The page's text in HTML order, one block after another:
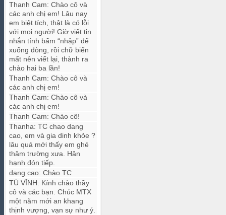
Thanh Cam: Chào cô và
các anh chị em! Lâu nay
em biệt tích, thật là có lỗi
với mọi người! Giờ viết tin
nhắn tính bấm “nhập” để
xuống dòng, rồi chữ biến
mất nên viết lại, thành ra
chào hai ba lần!
Thanh Cam: Chào cô và
các anh chị em!
Thanh Cam: Chào cô và
các anh chị em!
Thanh Cam: Chào cô!
Thanha: TC chao dang
cao, em và gia dinh khỏe ?
lâu quá mới thấy em ghé
thăm trường xưa. Hân
hạnh đón tiếp.
dang cao: Chào TC
TÚ VĨNH: Kính chào thầy
cô và các bạn. Chúc MTX
một năm mới an khang
thịnh vượng, vạn sự như ý.